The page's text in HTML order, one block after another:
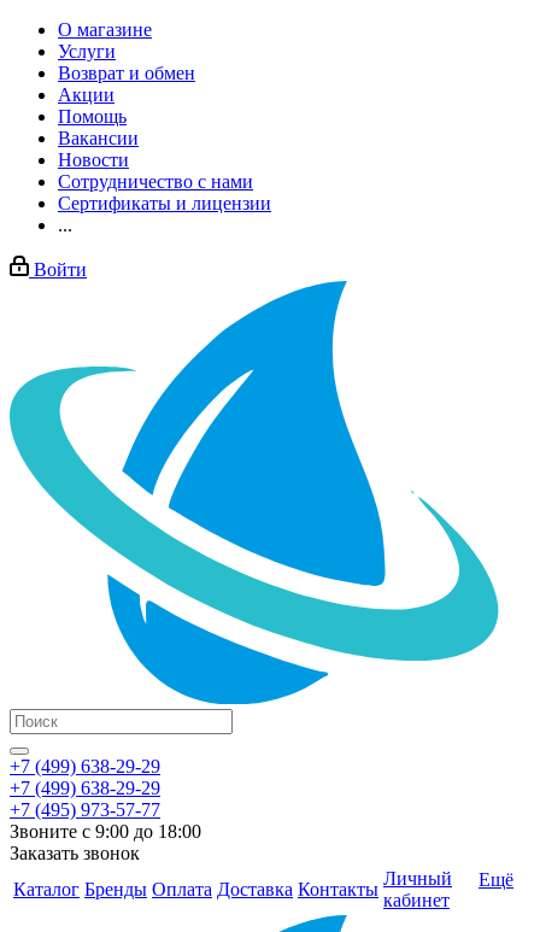
О магазине
Услуги
Возврат и обмен
Акции
Помощь
Вакансии
Новости
Сотрудничество с нами
Сертификаты и лицензии
...
Войти
+7 (499) 638-29-29
+7 (499) 638-29-29
+7 (495) 973-57-77
Звоните с 9:00 до 18:00
Заказать звонок
Каталог Бренды Оплата Доставка Контакты
Личный
кабинет
Ещё